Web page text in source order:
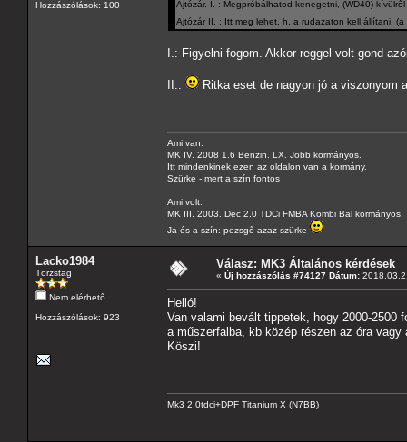
Hozzászólások: 100
Ajtózár. I. : Megpróbálhatod kenegetni, (WD40)
Ajtózár II. : Itt meg lehet, h. a rudazaton kell állítani,
I.: Figyelni fogom. Akkor reggel volt gond
II.: Ritka eset de nagyon jó a
Ami van:
MK IV. 2008 1.6 Benzin. LX. Jobb kormányos.
Itt mindenkinek ezen az oldalon van a kormány.
Szürke - mert a szín fontos
Ami volt:
MK III. 2003. Dec 2.0 TDCi FMBA Kombi Bal kormányos.
Ja és a szín: pezsgő azaz szürke
Lacko1984
Törzstag
Nem elérhető
Hozzászólások: 923
Válasz: MK3 Általános kérdések
« Új hozzászólás #74127 Dátum:
Helló!
Van valami bevált tippetek, hogy 2000-2500
a műszerfalba, kb közép részen az óra vagy
Köszi!
Mk3 2.0tdci+DPF Titanium X (N7BB)